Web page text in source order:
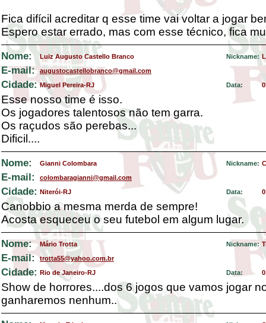
Fica difícil acreditar q esse time vai voltar a jogar
Espero estar errado, mas com esse técnico, fica
Nome: Luiz Augusto Castello Branco Nickname:
E-mail: augustocastellobranco@gmail.com
Cidade: Miguel Pereira-RJ Data:
Esse nosso time é isso.
Os jogadores talentosos não tem garra.
Os raçudos são perebas...
Dificil....
Nome: Gianni Colombara Nickname:
E-mail: colombaragianni@gmail.com
Cidade: Niterói-RJ Data:
Canobbio a mesma merda de sempre!
Acosta esqueceu o seu futebol em algum lugar.
Nome: Mário Trotta Nickname:
E-mail: trotta55@yahoo.com.br
Cidade: Rio de Janeiro-RJ Data:
Show de horrores....dos 6 jogos que vamos jogar
ganharemos nenhum..